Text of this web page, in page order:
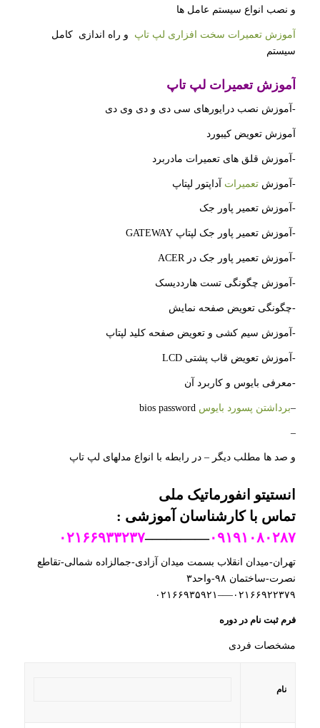
و نصب انواع سیستم عامل ها
آموزش تعمیرات سخت افزاری لپ تاپ و راه اندازی کامل
سیستم
آموزش تعمیرات لپ تاپ
-آموزش نصب درایورهای سی دی و دی وی دی
آموزش تعویض کیبورد
-آموزش قلق های تعمیرات مادربرد
-آموزش تعمیرات آداپتور لپتاپ
-آموزش تعمیر پاور جک
-آموزش تعمیر پاور جک لپتاپ GATEWAY
-آموزش تعمیر پاور جک در ACER
-آموزش چگونگی تست هارددیسک
-چگونگی تعویض صفحه نمایش
-آموزش سیم کشی و تعویض صفحه کلید لپتاپ
-آموزش تعویض قاب پشتی LCD
-معرفی بایوس و کاربرد آن
–برداشتن پسورد بایوس
–
و صد ها مطلب دیگر – در رابطه با انواع مدلهای لپ تاپ
انستیتو انفورماتیک ملی
تماس با کارشناسان آموزشی :
۰۹۱۹۱۰۸۰۲۸۷————–۰۲۱۶۶۹۳۳۲۳۷
تهران-میدان انقلاب بسمت میدان آزادی-جمالزاده شمالی-تقاطع
نصرت-ساختمان ۹۸-واحد۳
۰۲۱۶۶۹۲۲۳۷۹—–۰۲۱۶۶۹۳۵۹۲۱
فرم ثبت نام در دوره
مشخصات فردی
نام